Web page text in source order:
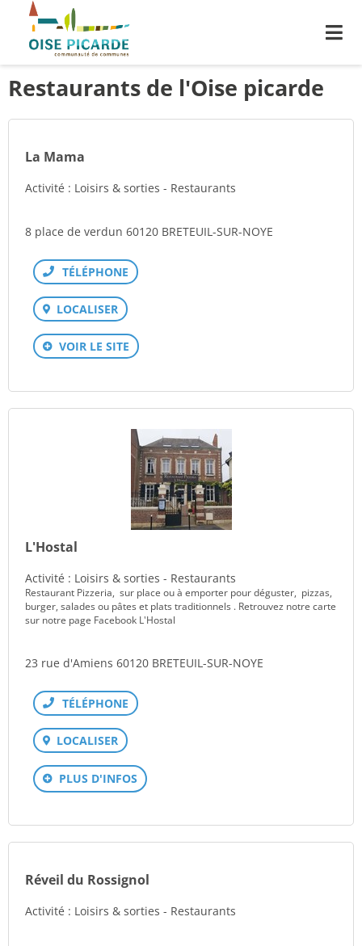
Restaurants de l'Oise picarde
La Mama
Activité : Loisirs & sorties - Restaurants
8 place de verdun 60120 BRETEUIL-SUR-NOYE
Téléphone
LOCALISER
VOIR LE SITE
L'Hostal
Activité : Loisirs & sorties - Restaurants
Restaurant Pizzeria, sur place ou à emporter pour déguster, pizzas,
burger, salades ou pâtes et plats traditionnels . Retrouvez notre carte
sur notre page Facebook L'Hostal
23 rue d'Amiens 60120 BRETEUIL-SUR-NOYE
Téléphone
LOCALISER
PLUS D'INFOS
Réveil du Rossignol
Activité : Loisirs & sorties - Restaurants